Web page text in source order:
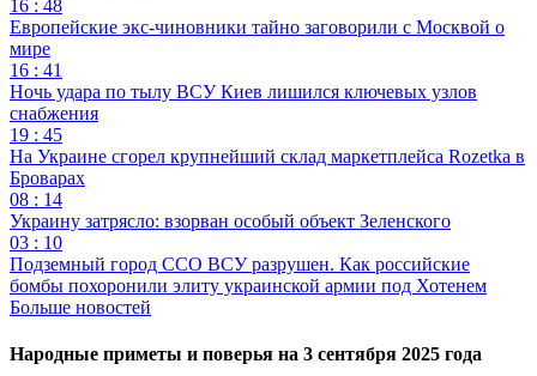
16 : 48
Европейские экс-чиновники тайно заговорили с Москвой о
мире
16 : 41
Ночь удара по тылу ВСУ Киев лишился ключевых узлов
снабжения
19 : 45
На Украине сгорел крупнейший склад маркетплейса Rozetka в
Броварах
08 : 14
Украину затрясло: взорван особый объект Зеленского
03 : 10
Подземный город ССО ВСУ разрушен. Как российские
бомбы похоронили элиту украинской армии под Хотенем
Больше новостей
Народные приметы и поверья на 3 сентября 2025 года